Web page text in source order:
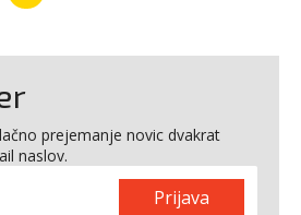
prejemanje novic dvakrat
naslov.
Prijava